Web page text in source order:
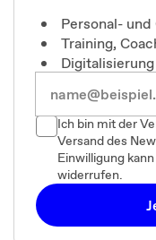
Personal-
Training,
Ich bin mit der
Versand des
Einwilligung
widerrufen.